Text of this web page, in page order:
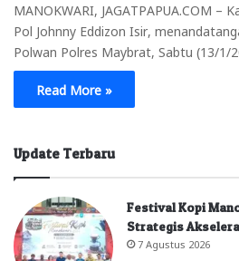
MANOKWARI, JAGATPAPUA.COM –
Pol Johnny Eddizon Isir,
Polwan Polres Maybrat, Sabtu (13/1/
Read More »
Update Terbaru
Festival Kopi
Strategis
7 Agustus 2026